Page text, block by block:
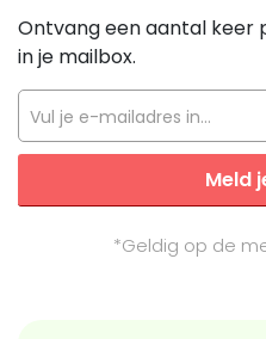
Ontvang een aantal keer
in je mailbox.
Vul je e-mailadres in...
Meld
*Geldig op de